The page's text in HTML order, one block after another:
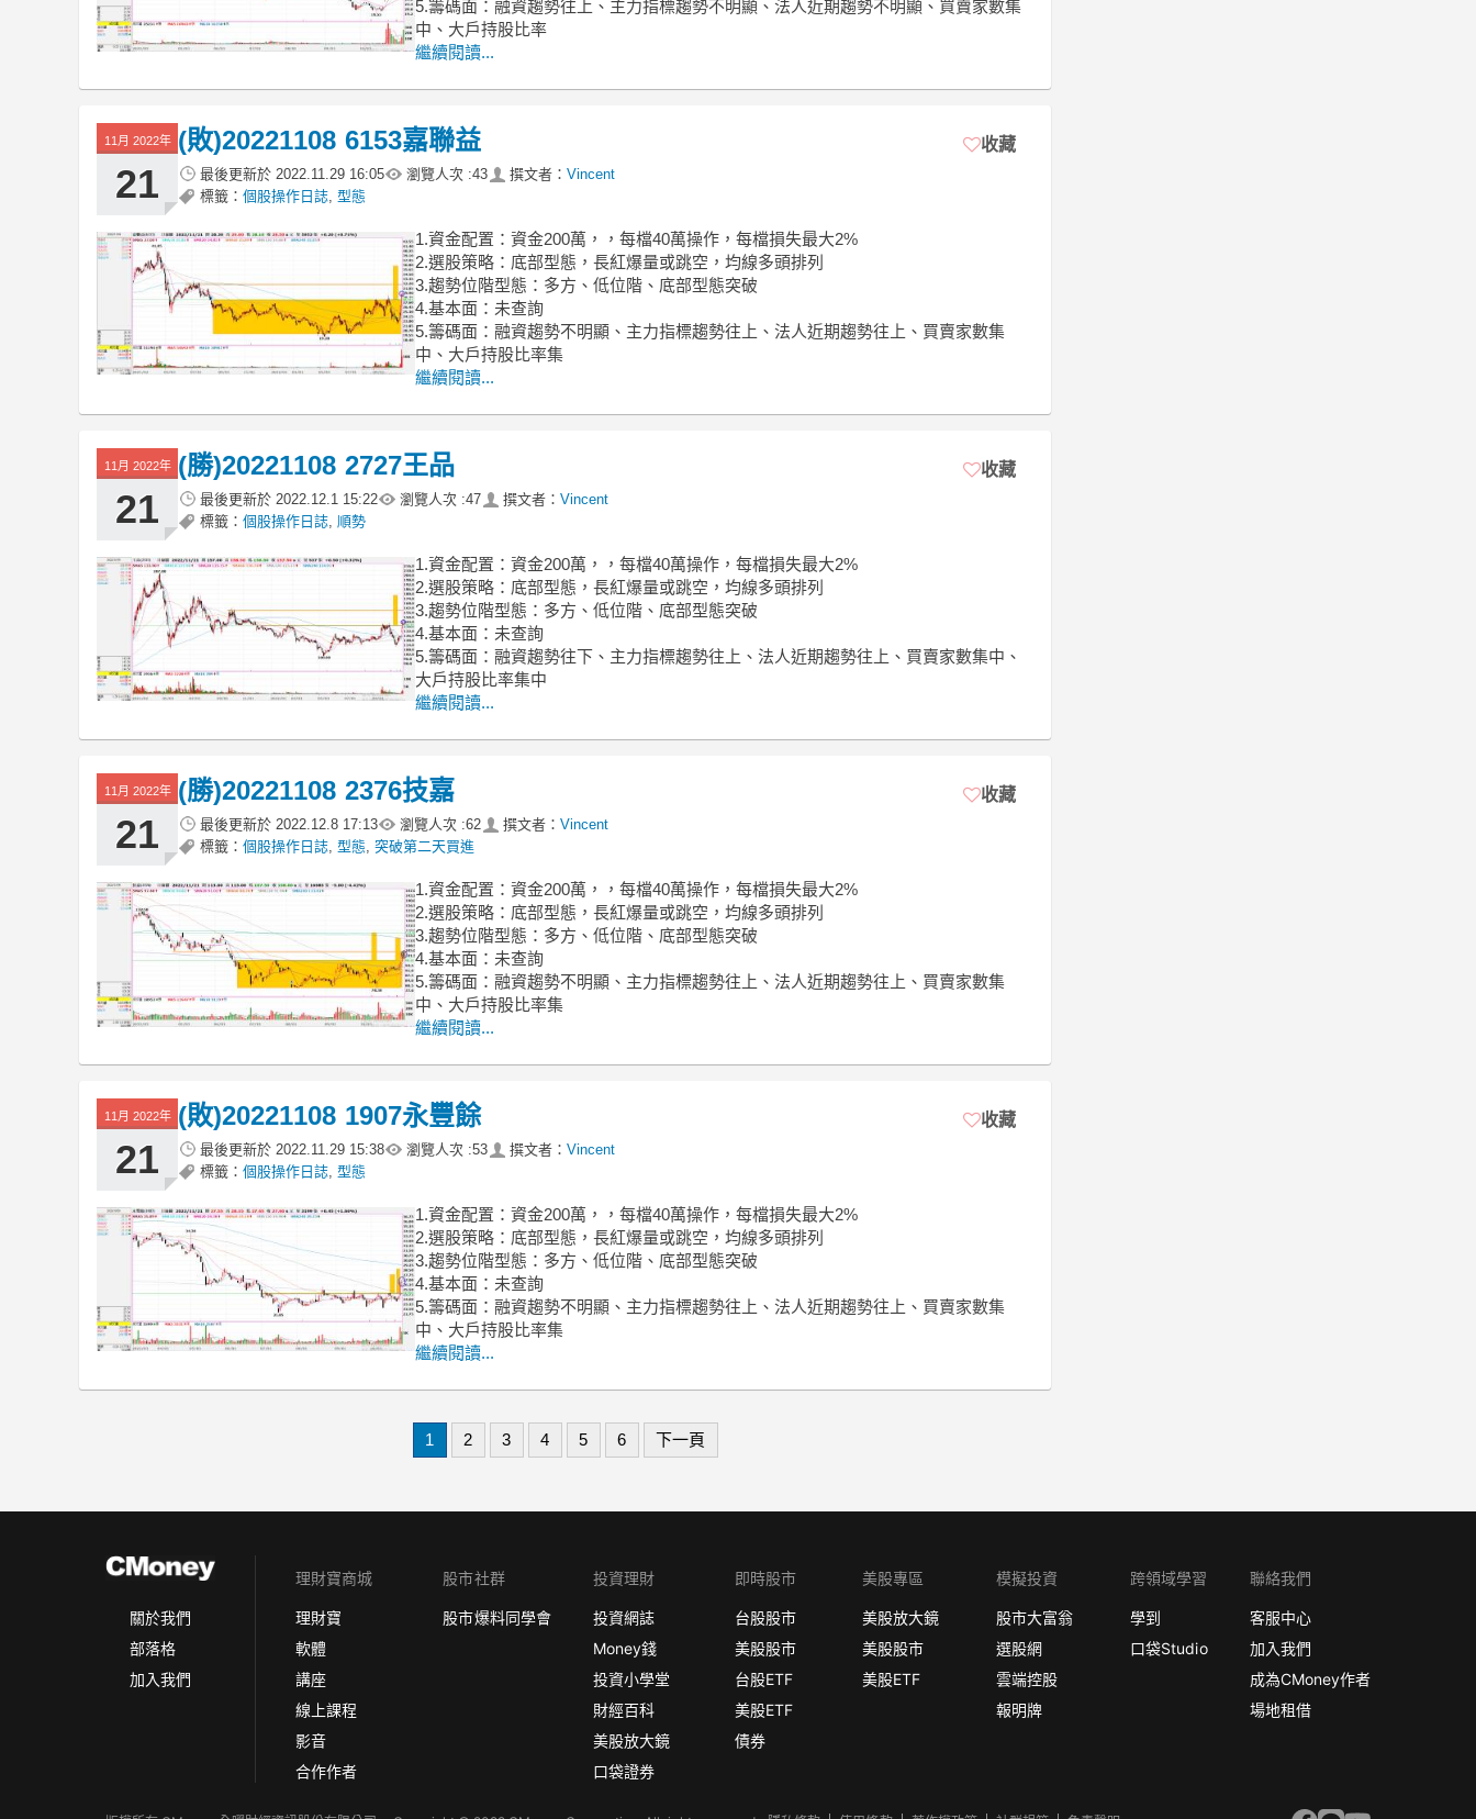
5.籌碼面：融資趨勢往上、主力指標趨勢不明顯、法人近期趨勢不明顯、買賣家數集
中、大戶持股比率
繼續閱讀...
11月 2022年
21
(敗)20221108 6153嘉聯益
最後更新於 2022.11.29 16:05 瀏覽人次 :43 撰文者： Vincent
標籤： 個股操作日誌 型態
收藏
1.資金配置：資金200萬，，每檔40萬操作，每檔損失最大2%
2.選股策略：底部型態，長紅爆量或跳空，均線多頭排列
3.趨勢位階型態：多方、低位階、底部型態突破
4.基本面：未查詢
5.籌碼面：融資趨勢不明顯、主力指標趨勢往上、法人近期趨勢往上、買賣家數集
中、大戶持股比率集
繼續閱讀...
11月 2022年
21
(勝)20221108 2727王品
最後更新於 2022.12.1 15:22 瀏覽人次 :47 撰文者： Vincent
標籤： 個股操作日誌 順勢
收藏
1.資金配置：資金200萬，，每檔40萬操作，每檔損失最大2%
2.選股策略：底部型態，長紅爆量或跳空，均線多頭排列
3.趨勢位階型態：多方、低位階、底部型態突破
4.基本面：未查詢
5.籌碼面：融資趨勢往下、主力指標趨勢往上、法人近期趨勢往上、買賣家數集中、
大戶持股比率集中
繼續閱讀...
11月 2022年
21
(勝)20221108 2376技嘉
最後更新於 2022.12.8 17:13 瀏覽人次 :62 撰文者： Vincent
標籤： 個股操作日誌 型態 突破第二天買進
收藏
1.資金配置：資金200萬，，每檔40萬操作，每檔損失最大2%
2.選股策略：底部型態，長紅爆量或跳空，均線多頭排列
3.趨勢位階型態：多方、低位階、底部型態突破
4.基本面：未查詢
5.籌碼面：融資趨勢不明顯、主力指標趨勢往上、法人近期趨勢往上、買賣家數集
中、大戶持股比率集
繼續閱讀...
11月 2022年
21
(敗)20221108 1907永豐餘
最後更新於 2022.11.29 15:38 瀏覽人次 :53 撰文者： Vincent
標籤： 個股操作日誌 型態
收藏
1.資金配置：資金200萬，，每檔40萬操作，每檔損失最大2%
2.選股策略：底部型態，長紅爆量或跳空，均線多頭排列
3.趨勢位階型態：多方、低位階、底部型態突破
4.基本面：未查詢
5.籌碼面：融資趨勢不明顯、主力指標趨勢往上、法人近期趨勢往上、買賣家數集
中、大戶持股比率集
繼續閱讀...
1 2 3 4 5 6 下一頁
關於我們
部落格
加入我們
理財寶商城
理財寶
軟體
講座
線上課程
影音
合作作者
股市社群
股市爆料同學會
投資理財
投資網誌
Money錢
投資小學堂
財經百科
美股放大鏡
口袋證券
即時股市
台股股市
美股股市
台股ETF
美股ETF
債券
美股專區
美股放大鏡
美股股市
美股ETF
模擬投資
股市大富翁
選股網
雲端控股
報明牌
跨領域學習
學到
口袋Studio
聯絡我們
客服中心
加入我們
成為CMoney作者
場地租借